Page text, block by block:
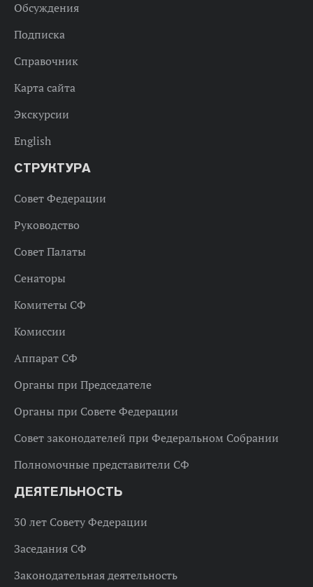
Обсуждения
Подписка
Справочник
Карта сайта
Экскурсии
English
СТРУКТУРА
Совет Федерации
Руководство
Совет Палаты
Сенаторы
Комитеты СФ
Комиссии
Аппарат СФ
Органы при Председателе
Органы при Совете Федерации
Совет законодателей при Федеральном Собрании
Полномочные представители СФ
ДЕЯТЕЛЬНОСТЬ
30 лет Совету Федерации
Заседания СФ
Законодательная деятельность